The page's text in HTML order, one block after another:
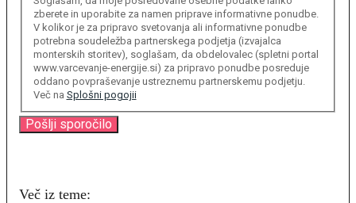
zberete in uporabite za namen priprave informativne ponudbe.
V kolikor je za pripravo svetovanja ali informativne ponudbe
potrebna soudeležba partnerskega podjetja (izvajalca
monterskih storitev), soglašam, da obdelovalec (spletni portal
www.varcevanje-energije.si) za pripravo ponudbe posreduje
oddano povpraševanje ustreznemu partnerskemu podjetju.
Več na Splošni pogojii
Več iz teme: